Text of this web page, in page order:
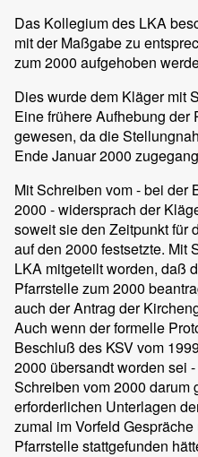
Das Kollegium des LKA
mit der Maßgabe zu
zum 2000 aufgehoben
Dies wurde dem Kläger mit
Eine frühere Aufhebung der
gewesen, da die
Ende Januar 2000
Mit Schreiben vom - bei der
2000 - widersprach der
soweit sie den Zeitpunkt für
auf den 2000 festsetzte. Mit
LKA mitgeteilt worden, daß
Pfarrstelle zum 2000
auch der Antrag der
Auch wenn der formelle
Beschluß des KSV vom
2000 übersandt worden sei
Schreiben vom 2000 darum
erforderlichen Unterlagen
zumal im Vorfeld
Pfarrstelle stattgefunden